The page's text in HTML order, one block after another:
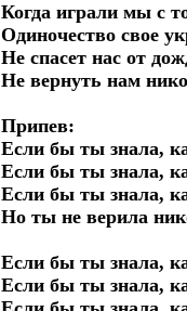
Когда играли мы с
Одиночество свое
Не спасет нас от
Не вернуть нам
Припев:
Если бы ты знала,
Если бы ты знала,
Если бы ты знала,
Но ты не верила
Если бы ты знала,
Если бы ты знала,